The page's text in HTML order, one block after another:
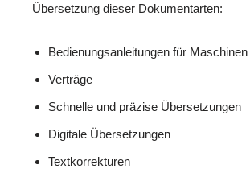
Übersetzung dieser Dokumentarten:
Bedienungsanleitungen für Maschinen
Verträge
Schnelle und präzise Übersetzungen
Digitale Übersetzungen
Textkorrekturen